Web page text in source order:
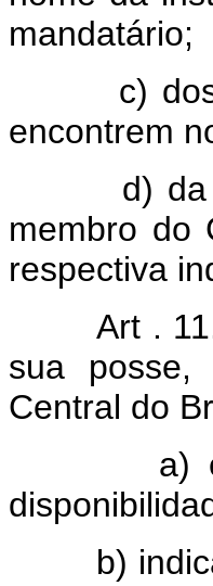
mandatário;
c) dos
encontrem
d) da
membro do
respectiva
Art .
sua posse,
Central do
a)
b)